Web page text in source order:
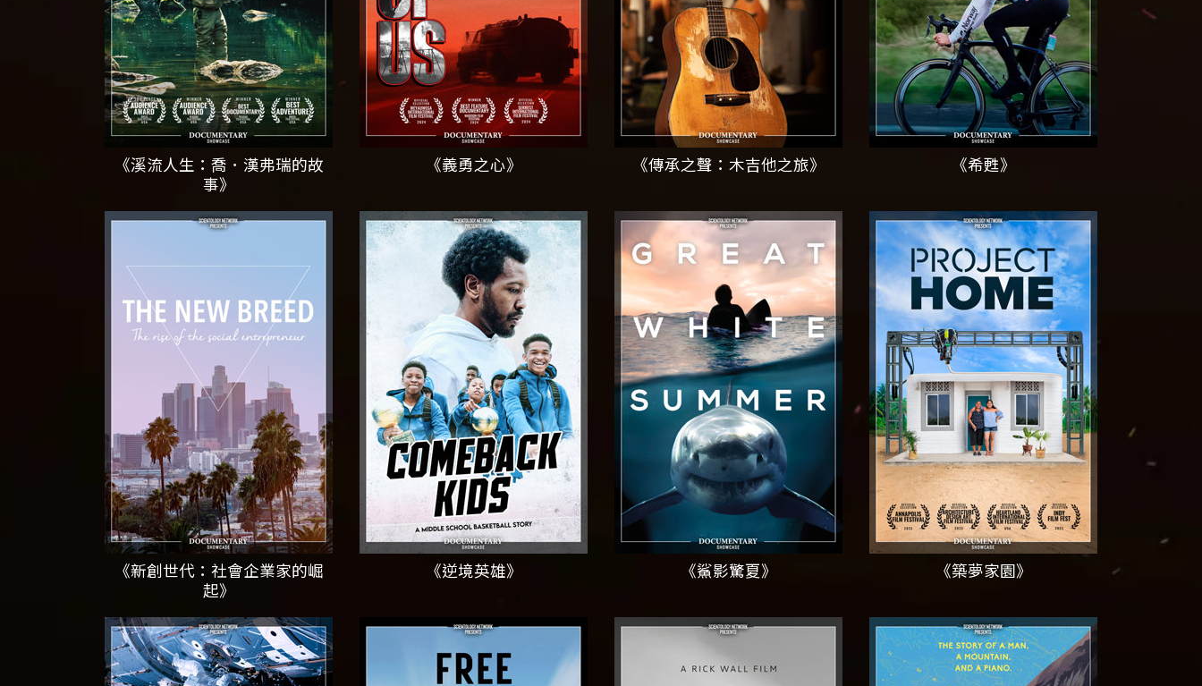
《溪流人生：喬．漢弗瑞的故
事》
《義勇之心》 《傳承之聲：木吉他之旅》 《希甦》
《新創世代：社會企業家的崛
起》
《逆境英雄》 《鯊影驚夏》 《築夢家園》